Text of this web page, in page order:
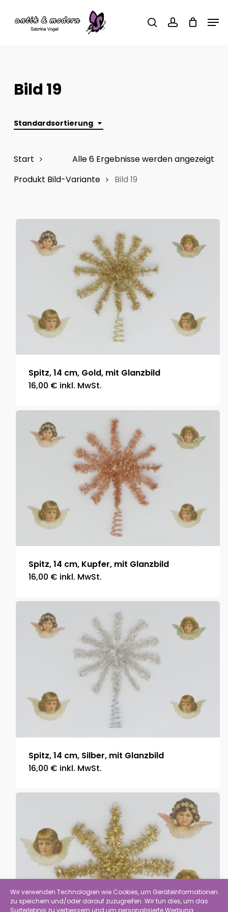
Wir verwenden Technologien wie Cookies, um Geräteinformationen
zu speichern und/oder darauf zuzugreifen. Wir tun dies, um das
Surferlebnis zu verbessern und um personalisierte Werbung
searchaccount
Bild 19
Standardsortierung
Alle 6 Ergebnisse werden angezeigt
Start
Produkt Bild-Variante
Bild 19
Spitz, 14 cm, Gold, mit Glanzbild
16,00 € inkl. MwSt.
Spitz, 14 cm, Kupfer, mit Glanzbild
16,00 € inkl. MwSt.
Spitz, 14 cm, Silber, mit Glanzbild
16,00 € inkl. MwSt.